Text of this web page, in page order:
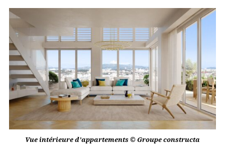
Vue intérieure d’appartements © Groupe constructa